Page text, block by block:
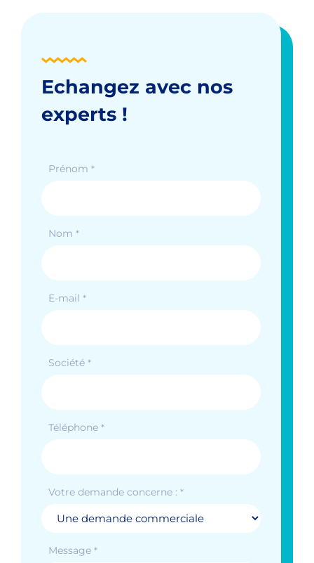
Echangez avec nos
experts !
Prénom *
Nom *
E-mail *
Société *
Téléphone *
Votre demande concerne : *
Message *